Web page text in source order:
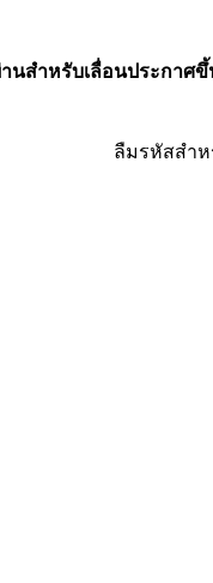
นสำหรับเลื่อนประกาศขึ้
ลืมรหัสสำ